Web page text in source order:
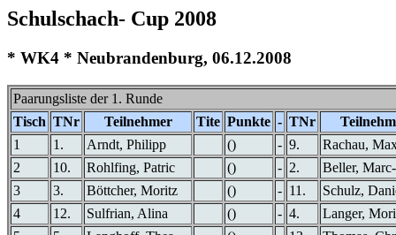
Schulschach- Cup 2008
* WK4 * Neubrandenburg, 06.12.2008
Paarungsliste der 1. Runde
Tisch TNr Teilnehmer Tite Punkte - TNr
1
1. Arndt, Philipp () - 9.
Rachau,
2
10. Rohlfing, Patric () - 2.
Beller,
3
3. Böttcher, Moritz () - 11.
Schulz,
4
12. Sulfrian, Alina () - 4.
Langer,